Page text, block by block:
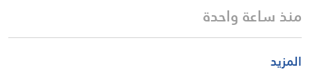
منذ ساعة واحدة
المزيد